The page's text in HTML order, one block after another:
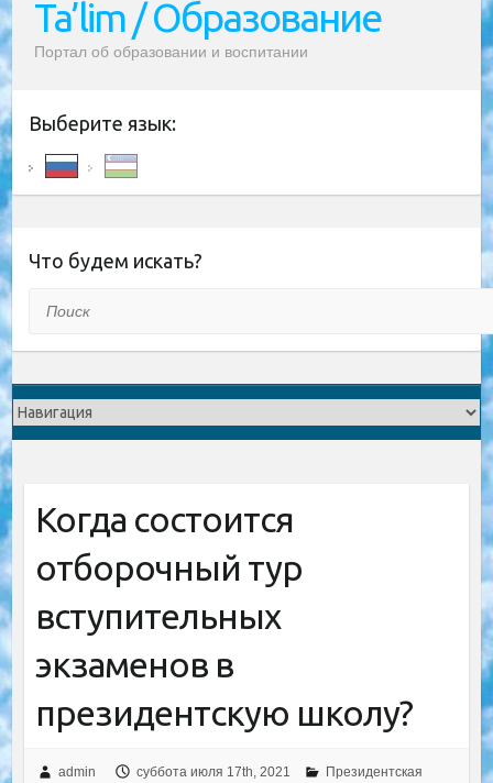
Ta’lim / Образование
Портал об образовании и воспитании
Выберите язык:
Что будем искать?
Когда состоится
отборочный тур
вступительных
экзаменов в
президентскую школу?
admin суббота июля 17th, 2021
Президентская